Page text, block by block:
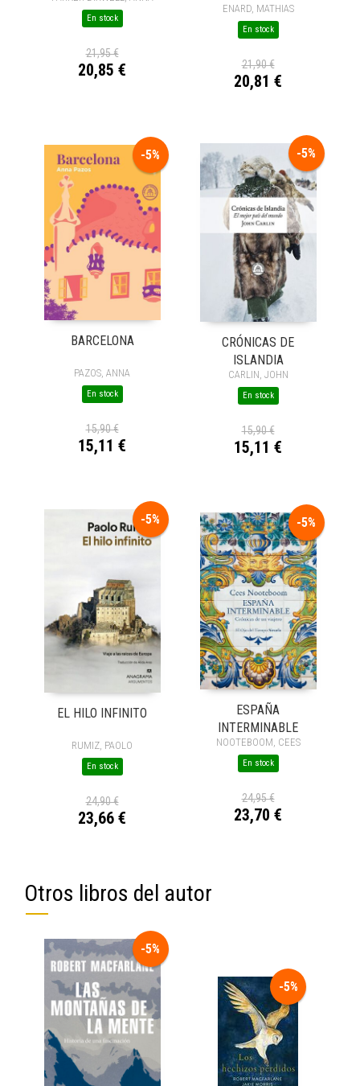
En stock
21,95 €
20,85 €
ENARD, MATHIAS
En stock
21,90 €
20,81 €
-5%
BARCELONA
PAZOS, ANNA
En stock
15,90 €
15,11 €
-5%
CRÓNICAS DE
ISLANDIA
CARLIN, JOHN
En stock
15,90 €
15,11 €
-5%
EL HILO INFINITO
RUMIZ, PAOLO
En stock
24,90 €
23,66 €
-5%
ESPAÑA
INTERMINABLE
NOOTEBOOM, CEES
En stock
24,95 €
23,70 €
Otros libros del autor
-5%
-5%